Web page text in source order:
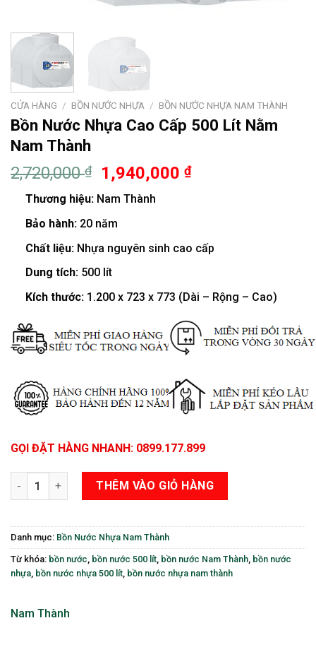
CỬA HÀNG / BỒN NƯỚC NHỰA / BỒN NƯỚC NHỰA NAM THÀNH
Bồn Nước Nhựa Cao Cấp 500 Lít Nằm
Nam Thành
2,720,000₫ 1,940,000₫
Thương hiệu:Nam Thành
Bảo hành:20 năm
Chất liệu:Nhựa nguyên sinh cao cấp
Dung tích:500 lít
Kích thước:1.200 x 723 x 773 (Dài – Rộng – Cao)
GỌI ĐẶT HÀNG NHANH: 0899.177.899
Bồn Nước Nhựa Cao Cấp 500 Lít Nằm Nam Thành số lượng
THÊM VÀO GIỎ HÀNG
Danh mục: Bồn Nước Nhựa Nam Thành
Từ khóa: bồn nước bồn nước 500 lít bồn nước Nam Thành bồn nước
nhựa bồn nước nhựa 500 lít bồn nước nhựa nam thành
Nam Thành